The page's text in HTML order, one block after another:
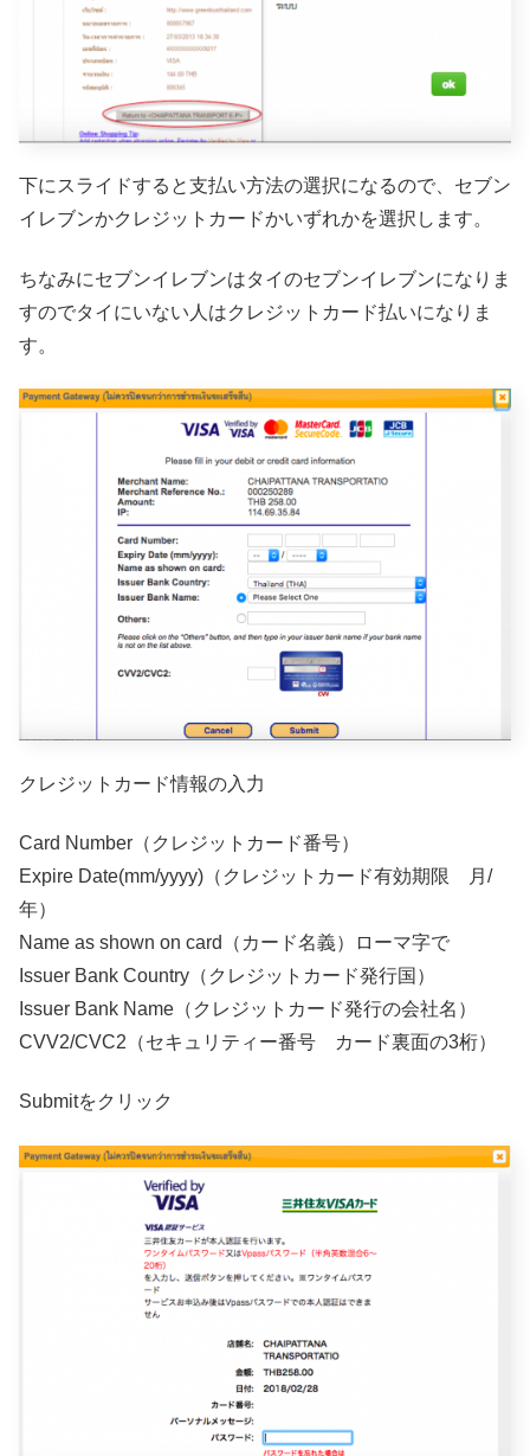
下にスライドすると支払い方法の選択になるので、セブン
イレブンかクレジットカードかいずれかを選択します。
ちなみにセブンイレブンはタイのセブンイレブンになりま
すのでタイにいない人はクレジットカード払いになりま
す。
クレジットカード情報の入力
Card Number（クレジットカード番号）
Expire Date(mm/yyyy)（クレジットカード有効期限 月/
年）
Name as shown on card（カード名義）ローマ字で
Issuer Bank Country（クレジットカード発行国）
Issuer Bank Name（クレジットカード発行の会社名）
CVV2/CVC2（セキュリティー番号 カード裏面の3桁）
Submitをクリック